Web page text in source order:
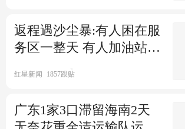
返程遇沙尘暴:有人困在服
务区一整天 有人加油站过
红星新闻 1857跟贴
广东1家3口滞留海南2天